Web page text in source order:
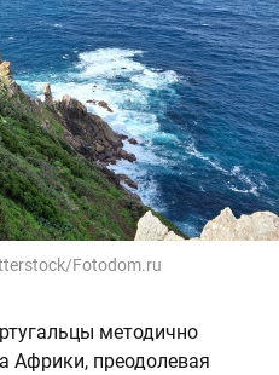
Fotodom.ru
методично
Африки, преодолевая